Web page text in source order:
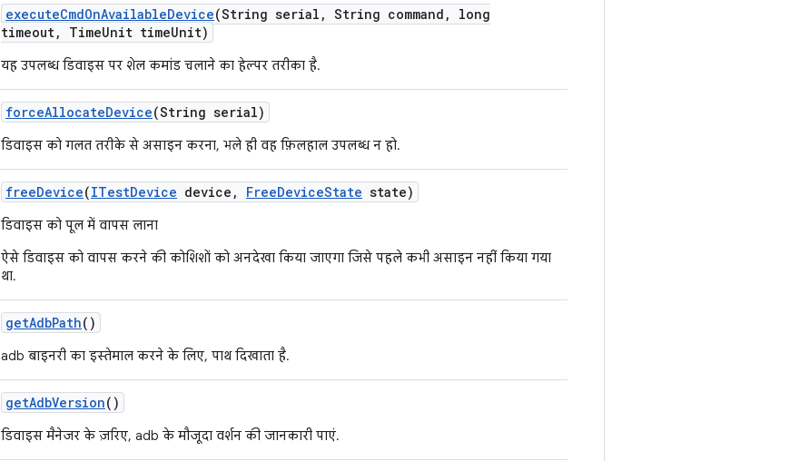
executeCmdOnAvailableDevice(String serial , String command ,
long
timeout, TimeUnit timeUnit)
यह उपलब्ध डिवाइस पर शेल कमांड चलाने का हेल्पर तरीका है.
forceAllocateDevice(String serial)
डिवाइस को गलत तरीके से असाइन करना, भले ही वह फ़िलहाल उपलब्ध न हो.
freeDevice(ITestDevice device , FreeDeviceState state)
डिवाइस को पूल में वापस लाना
ऐसे डिवाइस को वापस करने की कोशिशों को अनदेखा किया जाएगा जिसे पहले कभी असाइन नहीं किया गया
था.
getAdbPath()
adb बाइनरी का इस्तेमाल करने के लिए, पाथ दिखाता है.
getAdbVersion()
डिवाइस मैनेजर के ज़रिए, adb के मौजूदा वर्शन की जानकारी पाएं.